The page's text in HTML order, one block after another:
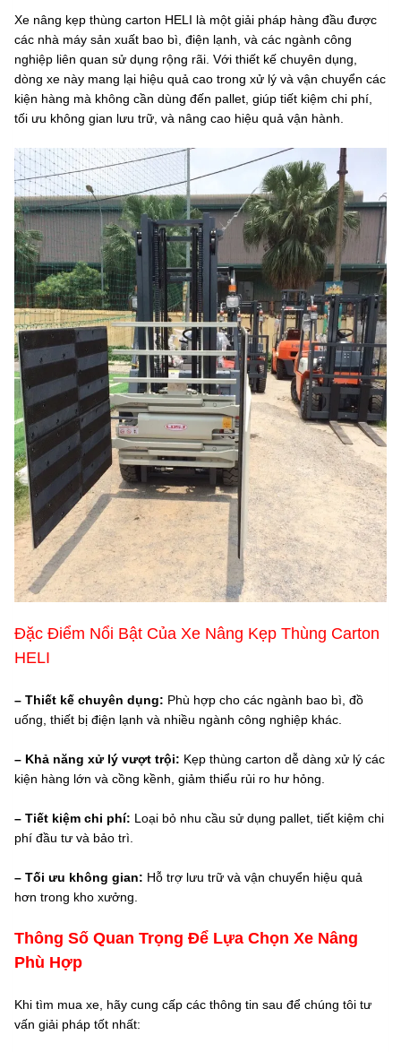
Xe nâng kẹp thùng carton HELI là một giải pháp hàng đầu được
các nhà máy sản xuất bao bì, điện lạnh, và các ngành công
nghiệp liên quan sử dụng rộng rãi. Với thiết kế chuyên dụng,
dòng xe này mang lại hiệu quả cao trong xử lý và vận chuyển các
kiện hàng mà không cần dùng đến pallet, giúp tiết kiệm chi phí,
tối ưu không gian lưu trữ, và nâng cao hiệu quả vận hành.
Đặc Điểm Nổi Bật Của Xe Nâng Kẹp Thùng Carton
HELI
– Thiết kế chuyên dụng: Phù hợp cho các ngành bao bì, đồ
uống, thiết bị điện lạnh và nhiều ngành công nghiệp khác.
– Khả năng xử lý vượt trội: Kẹp thùng carton dễ dàng xử lý các
kiện hàng lớn và cồng kềnh, giảm thiểu rủi ro hư hỏng.
– Tiết kiệm chi phí: Loại bỏ nhu cầu sử dụng pallet, tiết kiệm chi
phí đầu tư và bảo trì.
– Tối ưu không gian: Hỗ trợ lưu trữ và vận chuyển hiệu quả
hơn trong kho xưởng.
Thông Số Quan Trọng Để Lựa Chọn Xe Nâng
Phù Hợp
Khi tìm mua xe, hãy cung cấp các thông tin sau để chúng tôi tư
vấn giải pháp tốt nhất: